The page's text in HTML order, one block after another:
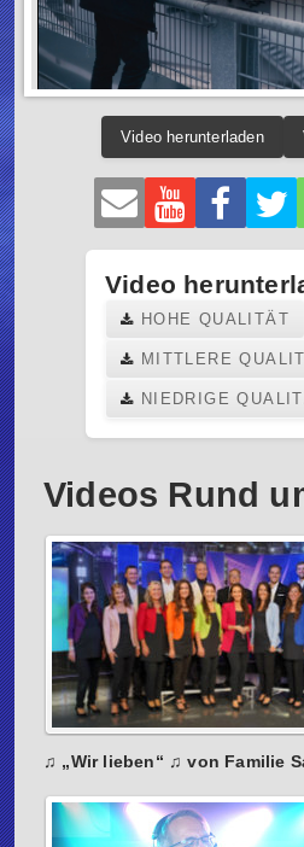
Video herunterladen
Video
HOHE QUALITÄT
MITTLERE
NIEDRIGE
Videos Rund
♫ „Wir lieben“ ♫ von Familie